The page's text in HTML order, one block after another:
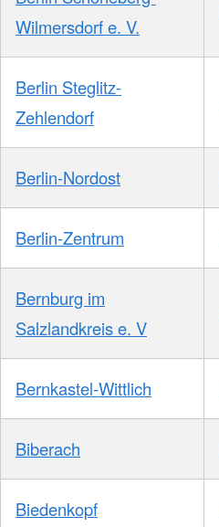
Wilmersdorf e. V.
Berlin Steglitz-
Zehlendorf
Berlin-Nordost
Berlin-Zentrum
Bernburg im
Salzlandkreis e. V
Bernkastel-Wittlich
Biberach
Biedenkopf